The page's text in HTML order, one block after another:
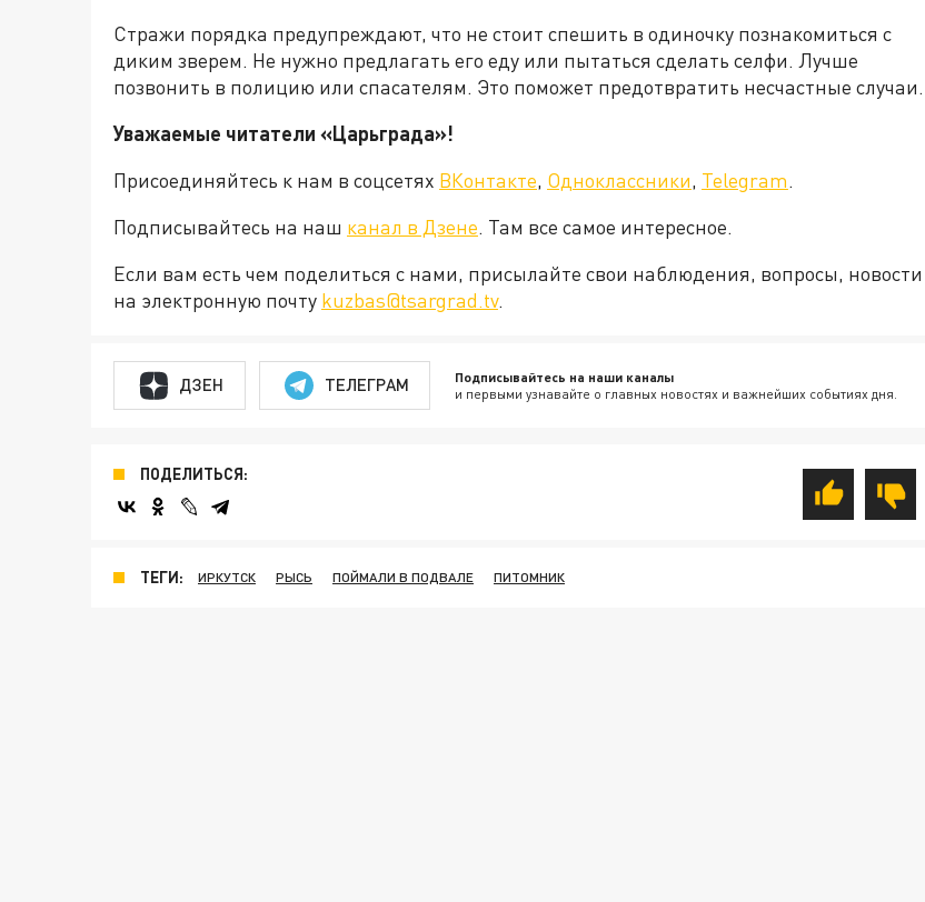
Стражи порядка предупреждают, что не стоит спешить в одиночку познакомиться с
диким зверем. Не нужно предлагать его еду или пытаться сделать селфи. Лучше
позвонить в полицию или спасателям. Это поможет предотвратить несчастные случаи.
Уважаемые читатели «Царьграда»!
Присоединяйтесь к нам в соцсетях ВКонтакте, Одноклассники, Telegram.
Подписывайтесь на наш канал в Дзене. Там все самое интересное.
Если вам есть чем поделиться с нами, присылайте свои наблюдения, вопросы, новости
на электронную почту kuzbas@tsargrad.tv.
ДЗЕН ТЕЛЕГРАМ Подписывайтесь на наши каналы
и первыми узнавайте о главных новостях и важнейших событиях дня.
ПОДЕЛИТЬСЯ:
ТЕГИ: ИРКУТСК РЫСЬ ПОЙМАЛИ В ПОДВАЛЕ ПИТОМНИК